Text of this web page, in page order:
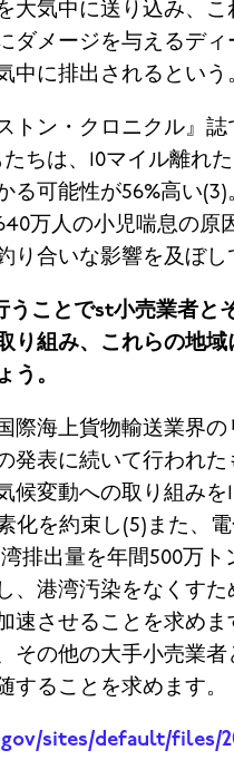
大気中に送り込み、
ダメージを与えるディ
中に排出されるという
トン・クロニクル』
ちは、10マイル離れ
可能性が56%高い(3)
万人の小児喘息の原
り合いな影響を及ぼし
うことでst小売業者と
り組み、これらの地
う。
際海上貨物輸送業界
発表に続いて行われ
候変動への取り組みを
化を約束し(5) また、
排出量を年間500万ト
、港湾汚染をなくす
速させることを求め
その他の大手小売業
することを求めます。
sites/default/files/